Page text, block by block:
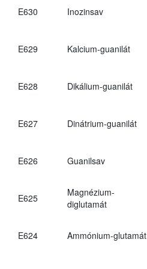
E630 Inozinsav
E629 Kalcium-guanilát
E628 Dikálium-guanilát
E627 Dinátrium-guanilát
E626 Guanilsav
E625
Magnézium-
diglutamát
E624 Ammónium-glutamát